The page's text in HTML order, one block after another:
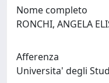
Nome completo
RONCHI, ANGELA
Afferenza
Universita' degli